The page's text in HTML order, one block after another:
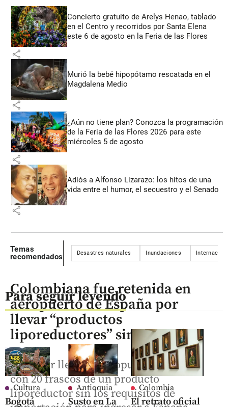
Concierto gratuito de Arelys Henao, tablado
en el Centro y recorridos por Santa Elena
este 6 de agosto en la Feria de las Flores
share
Murió la bebé hipopótamo rescatada en el
Magdalena Medio
share
¿Aún no tiene plan? Conozca la programación
de la Feria de las Flores 2026 para este
miércoles 5 de agosto
share
Adiós a Alfonso Lizarazo: los hitos de una
vida entre el humor, el secuestro y el Senado
share
Temas
recomendados
Desastres naturales Inundaciones
Para seguir leyendo
Cultura
Bogotá
Antioquia
Susto en La
Colombia
El retrato oficial
Colombiana fue retenida en
aeropuerto de España por
llevar “productos
liporeductores” sin controles
La mujer llegó al Aeropuerto de Bilbao
con 20 frascos de un producto
liporeductor sin los requisitos de